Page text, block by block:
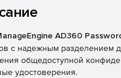
AD360
с надежным разделением
общедоступной
удостоверения.